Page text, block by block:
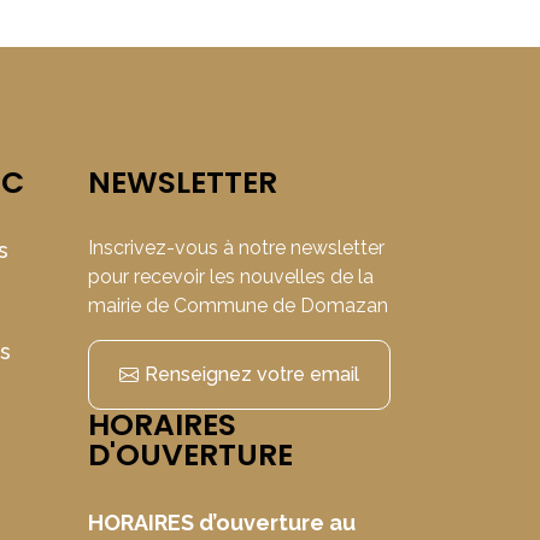
NEWSLETTER
Inscrivez-vous à notre newsletter
pour recevoir les nouvelles de la
mairie de Commune de Domazan
Renseignez votre email
HORAIRES
D'OUVERTURE
HORAIRES d’ouverture au